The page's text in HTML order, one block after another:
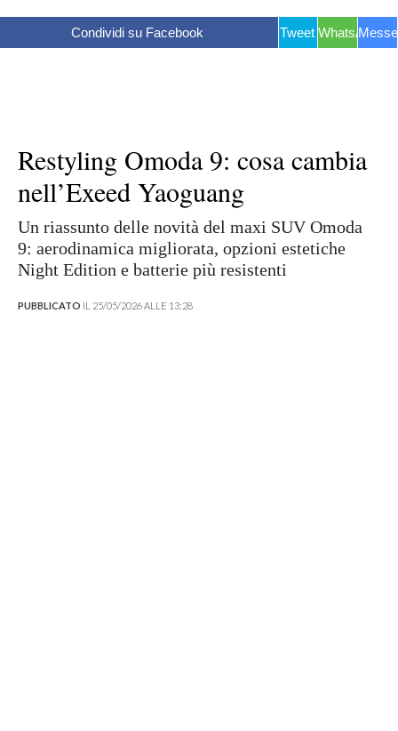
Condividi su Facebook Tweet WhatsApp
Restyling Omoda 9: cosa cambia
nell’Exeed Yaoguang
Un riassunto delle novità del maxi SUV Omoda
9: aerodinamica migliorata, opzioni estetiche
Night Edition e batterie più resistenti
PUBBLICATO IL 25/05/2026 ALLE 13:28